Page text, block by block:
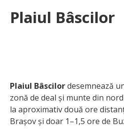
Plaiul Bâscilor
Plaiul Bâscilordesemnează
zonă de deal și munte din
la aproximativ două ore
Brașov și doar 1–1,5 ore de